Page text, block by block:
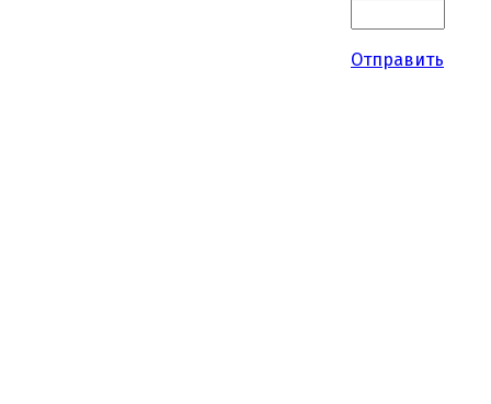
Отправить